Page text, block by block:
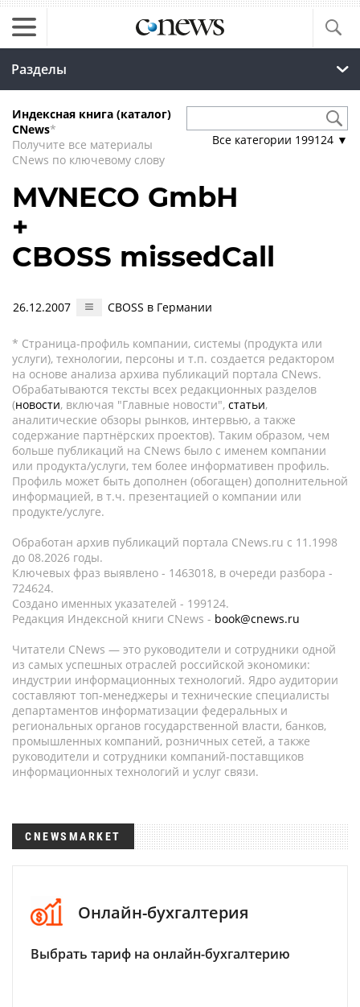
Разделы
Индексная книга (каталог)
CNews*
Получите все материалы
CNews по ключевому слову
Все категории 199124 ▼
MVNECO GmbH
+
CBOSS missedCall
26.12.2007 CBOSS в Германии
* Страница-профиль компании, системы (продукта или
услуги), технологии, персоны и т.п. создается редактором
на основе анализа архива публикаций портала CNews.
Обрабатываются тексты всех редакционных разделов
(новости, включая "Главные новости", статьи,
аналитические обзоры рынков, интервью, а также
содержание партнёрских проектов). Таким образом, чем
больше публикаций на CNews было с именем компании
или продукта/услуги, тем более информативен профиль.
Профиль может быть дополнен (обогащен) дополнительной
информацией, в т.ч. презентацией о компании или
продукте/услуге.
Обработан архив публикаций портала CNews.ru c 11.1998
до 08.2026 годы.
Ключевых фраз выявлено - 1463018, в очереди разбора -
724624.
Создано именных указателей - 199124.
Редакция Индексной книги CNews - book@cnews.ru
Читатели CNews — это руководители и сотрудники одной
из самых успешных отраслей российской экономики:
индустрии информационных технологий. Ядро аудитории
составляют топ-менеджеры и технические специалисты
департаментов информатизации федеральных и
региональных органов государственной власти, банков,
промышленных компаний, розничных сетей, а также
руководители и сотрудники компаний-поставщиков
информационных технологий и услуг связи.
CNEWSMARKET
Онлайн-бухгалтерия
Выбрать тариф на онлайн-бухгалтерию